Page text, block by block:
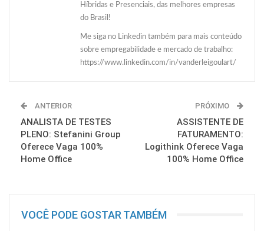
Híbridas e Presenciais, das melhores empresas
do Brasil!
Me siga no Linkedin também para mais conteúdo
sobre empregabilidade e mercado de trabalho:
https://www.linkedin.com/in/vanderleigoulart/
ANTERIOR
ANALISTA DE TESTES
PLENO: Stefanini Group
Oferece Vaga 100%
Home Office
PRÓXIMO
ASSISTENTE DE
FATURAMENTO:
Logithink Oferece Vaga
100% Home Office
VOCÊ PODE GOSTAR TAMBÉM